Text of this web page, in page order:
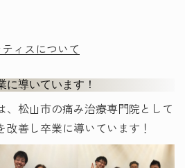
ティスについて
導いています！
、松山市の痛み治療専門院として
善し卒業に導いています！